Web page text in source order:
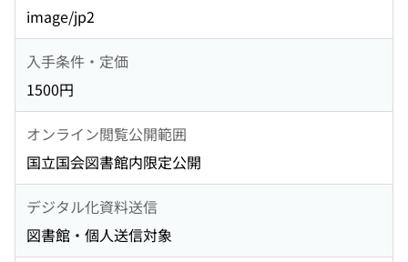
image/jp2
入手条件・定価
1500円
オンライン閲覧公開範囲
国立国会図書館内限定公開
デジタル化資料送信
図書館・個人送信対象